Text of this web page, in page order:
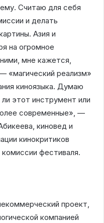
Считаю для себя
и делать
Азия и
на огромное
мне кажется,
«магический реализм»
киноязыка. Думаю
этот инструмент или
современные», —
киновед и
кинокритиков
фестиваля.
проект,
компанией